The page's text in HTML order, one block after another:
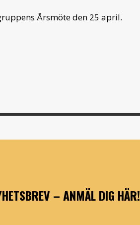
Årsmöte den 25 april.
– ANMÄL DIG HÄR!